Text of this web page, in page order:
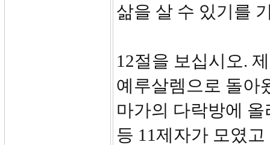
삶을 살 수 있기를
12절을 보십시오.
예루살렘으로 돌아
마가의 다락방에
등 11제자가 모였